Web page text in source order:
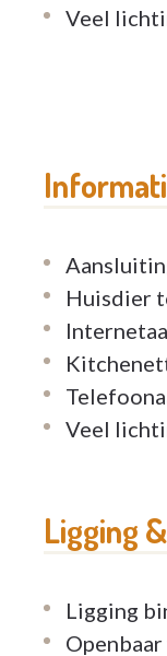
Veel
Huisdier
Veel
Ligging
Ligging